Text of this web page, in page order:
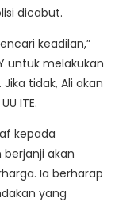
dicabut.
keadilan,”
untuk melakukan
tidak, Ali akan
ITE.
kepada
akan
Ia berharap
yang